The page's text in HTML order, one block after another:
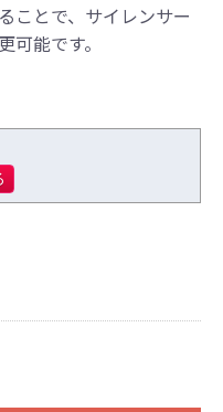
ことで、サイレンサー
能です。
付けイメージをわ
車両に装着した写
トにおけるスポ
を目的としてお